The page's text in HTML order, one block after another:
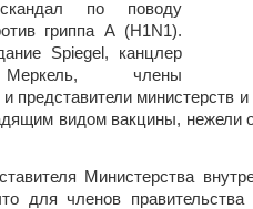
по поводу
гриппа A (H1N1).
Spiegel, канцлер
члены
и представители министерств
видом вакцины, нежели
Министерства
для членов